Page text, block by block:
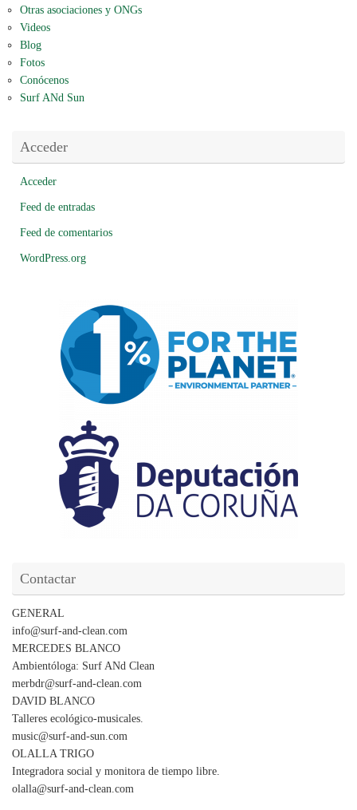
Otras asociaciones y ONGs
Videos
Blog
Fotos
Conócenos
Surf ANd Sun
Acceder
Acceder
Feed de entradas
Feed de comentarios
WordPress.org
Contactar
GENERAL
info@surf-and-clean.com
MERCEDES BLANCO
Ambientóloga: Surf ANd Clean
merbdr@surf-and-clean.com
DAVID BLANCO
Talleres ecológico-musicales.
music@surf-and-sun.com
OLALLA TRIGO
Integradora social y monitora de tiempo libre.
olalla@surf-and-clean.com